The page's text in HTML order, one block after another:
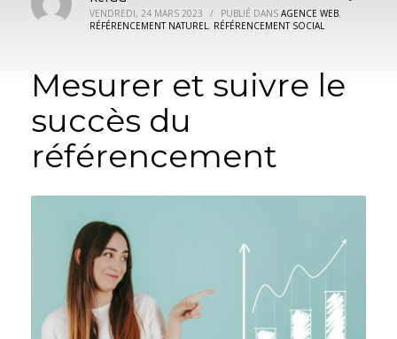
VENDREDI, 24 MARS 2023 / PUBLIÉ DANS AGENCE WEB,
RÉFÉRENCEMENT NATUREL, RÉFÉRENCEMENT SOCIAL
Mesurer et suivre le
succès du
référencement